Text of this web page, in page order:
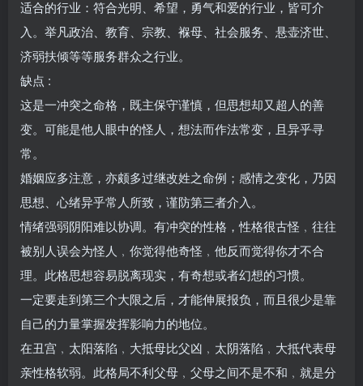
适合的行业：符合光明、希望，勇气和爱的行业，皆可介
入。举凡政治、教育、宗教、褓母、社会服务、悬壶济世、
济弱扶倾等等服务群众之行业。
缺点 :
这是一冲突之命格，既主保守谨慎，但思想却又超人的善
变。可能是他人眼中的怪人，想法而作法常变，且异乎寻
常。
婚姻应多注意，亦颇多过继改姓之命例；感情之变化，乃因
思想、心绪异乎常人所致，谨防第三者介入。
情绪强弱阴阳难以协调。有冲突的性格，性格很古怪﹐往往
被别人误会为怪人﹐你觉得他奇怪﹐他反而觉得你才不合
理。此格思想容易脱离现实，有奇想或者幻想的习惯。
一定要走到第三个大限之后，才能伸展报负，而且很少是靠
自己的力量掌握发挥影响力的地位。
在丑宫﹐太阳落陷﹐大抵母比父凶﹐太阴落陷﹐大抵代表母
亲性格软弱。此格局不利父母﹐父母之间不是不和﹐就是分